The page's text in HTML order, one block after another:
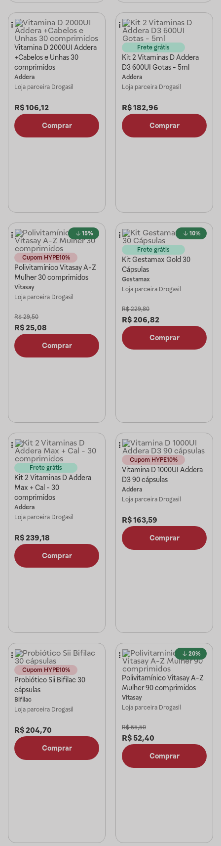
Vitamina D 2000UI Addera
+Cabelos e Unhas 30
comprimidos
Addera
Loja parceira Drogasil
R$106,12
Comprar
Frete grátis
Kit 2 Vitaminas D Addera
D3 600UI Gotas - 5ml
Addera
Loja parceira Drogasil
R$182,96
Comprar
15%
Cupom HYPE10%
Polivitamínico Vitasay A-Z
Mulher 30 comprimidos
Vitasay
Loja parceira Drogasil
R$ 29,50
R$ 25,08
Comprar
10%
Frete grátis
Kit Gestamax Gold 30
Cápsulas
Gestamax
Loja parceira Drogasil
R$ 229,80
R$ 206,82
Comprar
Frete grátis
Kit 2 Vitaminas D Addera
Max + Cal - 30
comprimidos
Addera
Loja parceira Drogasil
R$ 239,18
Comprar
Cupom HYPE10%
Vitamina D 1000UI Addera
D3 90 cápsulas
Addera
Loja parceira Drogasil
R$163,59
Comprar
Cupom HYPE10%
Probiótico Sii Bifilac 30
cápsulas
Bifilac
Loja parceira Drogasil
R$ 204,70
Comprar
20%
Polivitamínico Vitasay A-Z
Mulher 90 comprimidos
Vitasay
Loja parceira Drogasil
R$ 65,50
R$ 52,40
Comprar